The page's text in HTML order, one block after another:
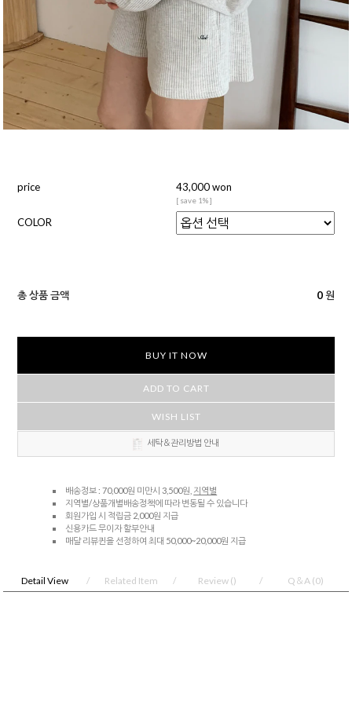
price 43,000 won
[ save 1% ]
COLOR
총 상품 금액 0 원
BUY IT NOW
ADD TO CART
WISH LIST
세탁＆관리방법 안내
배송정보 : 70,000원 미만시 3,500원, 지역별
지역별/상품개별배송정책에 따라 변동될 수 있습니다
회원가입 시 적립금 2,000원 지급
신용카드 무이자 할부안내
매달 리뷰퀸을 선정하여 최대 50,000~20,000원 지급
Detail View Related Item Review () Q＆A (0)